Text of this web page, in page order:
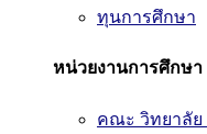
ทุนการศึกษา
หน่วยงานการศึกษา
คณะ วิทยาลัย